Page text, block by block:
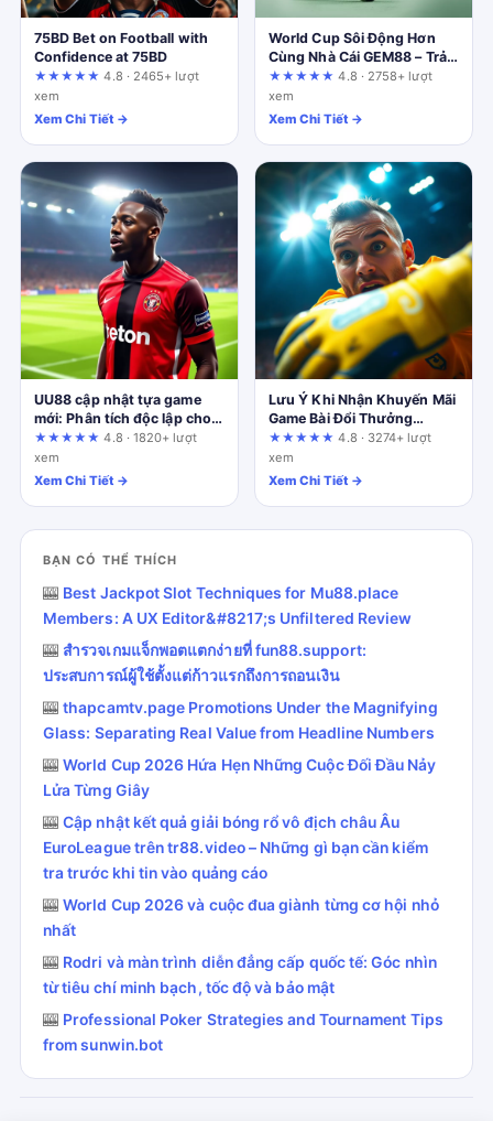
75BD Bet on Football with
Confidence at 75BD
★★★★★4.8 · 2465+ lượt
xem
Xem Chi Tiết →
World Cup Sôi Động Hơn
Cùng Nhà Cái GEM88 – Trải
Nghiệm Đỉnh Cao Mùa Bóng
Đá
★★★★★4.8 · 2758+ lượt
xem
Xem Chi Tiết →
UU88 cập nhật tựa game
mới: Phân tích độc lập cho
người chơi Việt
★★★★★4.8 · 1820+ lượt
xem
Xem Chi Tiết →
Lưu Ý Khi Nhận Khuyến Mãi
Game Bài Đổi Thưởng
Online: Tránh Bẫy, Hưởng
Trọn Ưu Đãi
★★★★★4.8 · 3274+ lượt
xem
Xem Chi Tiết →
BẠN CÓ THỂ THÍCH
🎰 Best Jackpot Slot Techniques for Mu88.place
Members: A UX Editor&#8217;s Unfiltered Review
🎰 สำรวจเกมแจ็กพอตแตกง่ายที่ fun88.support:
ประสบการณ์ผู้ใช้ตั้งแต่ก้าวแรกถึงการถอนเงิน
🎰thapcamtv.page Promotions Under the Magnifying
Glass: Separating Real Value from Headline Numbers
🎰World Cup 2026 Hứa Hẹn Những Cuộc Đối Đầu Nảy
Lửa Từng Giây
🎰Cập nhật kết quả giải bóng rổ vô địch châu Âu
EuroLeague trên tr88.video – Những gì bạn cần kiểm
tra trước khi tin vào quảng cáo
🎰World Cup 2026 và cuộc đua giành từng cơ hội nhỏ
nhất
🎰 Rodri và màn trình diễn đẳng cấp quốc tế: Góc nhìn
từ tiêu chí minh bạch, tốc độ và bảo mật
🎰 Professional Poker Strategies and Tournament Tips
from sunwin.bot